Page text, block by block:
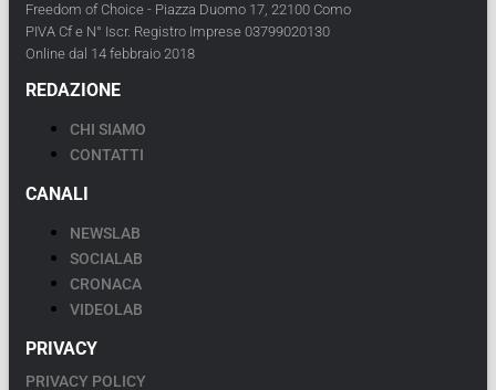
Freedom of Choice - Piazza Duomo 17, 22100 Como
PIVA Cf e N° Iscr. Registro Imprese 03799020130
Online dal 14 febbraio 2018
REDAZIONE
CHI SIAMO
CONTATTI
CANALI
NEWSLAB
SOCIALAB
CRONACA
VIDEOLAB
PRIVACY
PRIVACY POLICY